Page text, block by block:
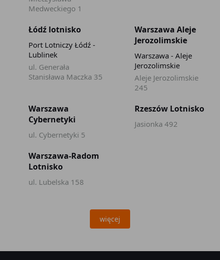
Medweckiego 1
Łódź lotnisko
Port Lotniczy Łódź -
Lublinek
ul. Generała
Stanisława Maczka 35
Warszawa Aleje
Jerozolimskie
Warszawa - Aleje
Jerozolimskie
Aleje Jerozolimskie
245
Warszawa
Cybernetyki
ul. Cybernetyki 5
Rzeszów Lotnisko
Jasionka 492
Warszawa-Radom
Lotnisko
ul. Lubelska 158
więcej